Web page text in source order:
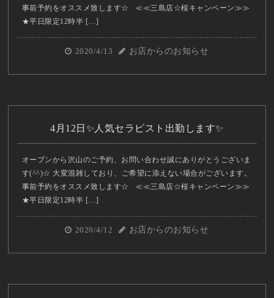
事前予約をオススメ致します☆ ≪≪三島店☆桜キャンペーン≫≫
★平日限定12時半 […]
2020/4/13 お店からのお知らせ
4月12日✨人気セラピスト出勤します✨
オープンから沢山のご予約、お問い合わせ誠にありがとうございま
す(^^)☆ 大変混雑しており、ご希望に添えない場合がございます。
事前予約をオススメ致します☆ ≪≪三島店☆桜キャンペーン≫≫
★平日限定12時半 […]
2020/4/12 お店からのお知らせ